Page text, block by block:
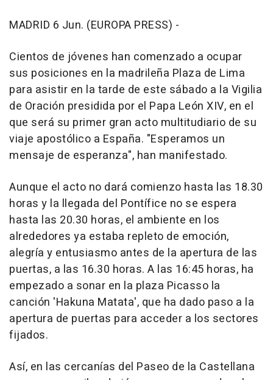
MADRID 6 Jun. (EUROPA PRESS) -
Cientos de jóvenes han comenzado a ocupar
sus posiciones en la madrileña Plaza de Lima
para asistir en la tarde de este sábado a la Vigilia
de Oración presidida por el Papa León XIV, en el
que será su primer gran acto multitudiario de su
viaje apostólico a España. "Esperamos un
mensaje de esperanza", han manifestado.
Aunque el acto no dará comienzo hasta las 18.30
horas y la llegada del Pontífice no se espera
hasta las 20.30 horas, el ambiente en los
alrededores ya estaba repleto de emoción,
alegría y entusiasmo antes de la apertura de las
puertas, a las 16.30 horas. A las 16:45 horas, ha
empezado a sonar en la plaza Picasso la
canción 'Hakuna Matata', que ha dado paso a la
apertura de puertas para acceder a los sectores
fijados.
Así, en las cercanías del Paseo de la Castellana